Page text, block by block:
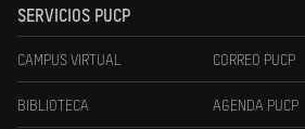
SERVICIOS PUCP
CAMPUS VIRTUAL CORREO PUCP
BIBLIOTECA AGENDA PUCP